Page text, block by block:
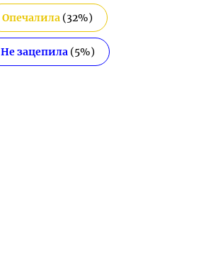
Опечалила (32%)
Не зацепила(5%)